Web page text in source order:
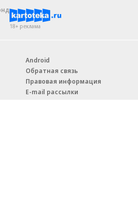
18+ реклама
Android
Обратная связь
Правовая информация
E-mail рассылки